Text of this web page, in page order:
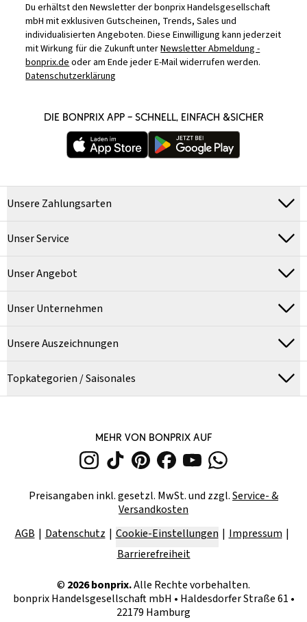
Du erhältst den Newsletter der bonprix Handelsgesellschaft
mbH mit exklusiven Gutscheinen, Trends, Sales und
individualisierten Angeboten. Diese Einwilligung kann jederzeit
mit Wirkung für die Zukunft unterNewsletter Abmeldung -
bonprix.deoder am Ende jeder E-Mail widerrufen werden.
Datenschutzerklärung
DIE BONPRIX APP – SCHNELL, EINFACH &SICHER
Unsere Zahlungsarten
Unser Service
Unser Angebot
Unser Unternehmen
Unsere Auszeichnungen
Topkategorien / Saisonales
MEHR VON BONPRIX AUF
Preisangaben inkl. gesetzl. MwSt. und zzgl.Service- &
Versandkosten
AGB
Datenschutz Cookie-Einstellungen
Impressum
Barrierefreiheit
© 2026bonprix.Alle Rechte vorbehalten.
bonprix Handelsgesellschaft mbH • Haldesdorfer Straße 61 •
22179 Hamburg